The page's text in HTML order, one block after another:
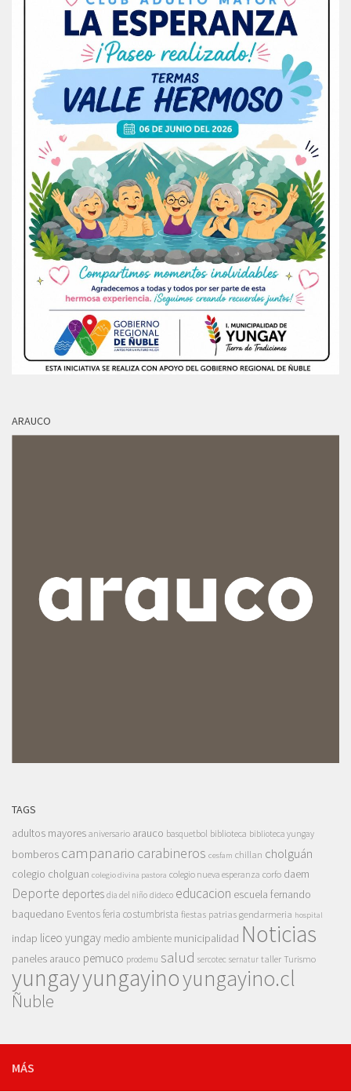
ARAUCO
TAGS
adultos mayores aniversario arauco basquetbol biblioteca biblioteca yungay
bomberos campanario carabineros cesfam chillan cholguán
colegio cholguan colegio divina pastora colegio nueva esperanza corfo daem
Deporte deportes dia del niño dideco educacion escuela fernando
baquedano Eventosferia costumbrista fiestas patrias gendarmeria hospital
indap liceo yungay medio ambiente municipalidad Noticias
paneles arauco pemuco prodemu salud sercotec sernatur taller Turismo
yungayyungayinoyungayino.cl
Ñuble
MÁS